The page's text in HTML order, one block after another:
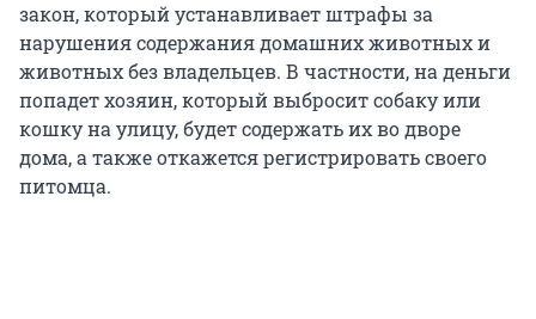
закон, который устанавливает штрафы за
нарушения содержания домашних животных и
животных без владельцев. В частности, на деньги
попадет хозяин, который выбросит собаку или
кошку на улицу, будет содержать их во дворе
дома, а также откажется регистрировать своего
питомца.